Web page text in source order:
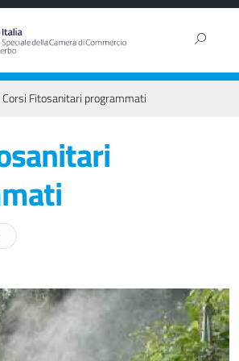
Corsi Fitosanitari programmati